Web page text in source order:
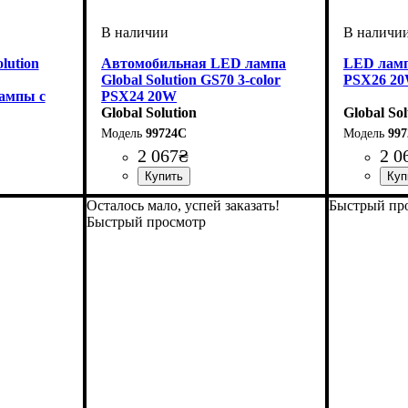
с
:
:: 2 шт.
Автомобильная LED лампа
Global Solution GS70 3-color
PSX24 20W
Global Solution
99724C
2 067₴
Цоколь лампы: PSX24
Тип светодиодного элемента:
7035CSP
Напряжение, V: 9-18V
Мощность, W: 20W
Световой поток, LM: 6000LM
Цветовая Температура:
3000/4300/6000K (3 COLOR)
Количество в упаковке: 2 шт.
LED
PSX26
Global
2
Цоколь
Тип
7035CSP
Световой
Цветовая
3000/
Осталось мало, успей заказать!
Быстрый просмотр
Быстрый